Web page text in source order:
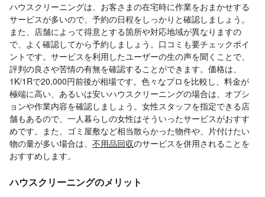
ハウスクリーニングは、お客さまの在宅時に作業をおまかせする
サービスが多いので、予約の日程をしっかりと確認しましょう。
また、店舗によって得意とする箇所や対応地域が異なりますの
で、よく確認してから予約しましょう。口コミも要チェックポイ
ントです。サービスを利用したユーザーの生の声を聞くことで、
評判の良さや苦情の有無を確認することができます。価格は、
1K/1Rで20,000円前後が相場です。色々なプロを比較し、料金が
極端に高い、あるいは安いハウスクリーニングの場合は、オプシ
ョンや作業内容を確認しましょう。女性スタッフを指定できる店
舗もあるので、一人暮らしの女性はそういったサービスがおすす
めです。また、ゴミ屋敷など相当散らかった物件や、片付けたい
物の量が多い場合は、 不用品回収のサービスを併用されることを
おすすめします。
ハウスクリーニングのメリット